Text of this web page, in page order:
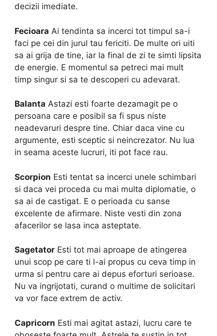
decizii imediate.
Fecioara Ai tendinta sa incerci tot timpul sa-i
faci pe cei din jurul tau fericiti. De multe ori uiti
sa ai grija de tine, iar la final de zi te simti lipsita
de energie. E momentul sa petreci mai mult
timp singur si sa te descoperi cu adevarat.
Balanta Astazi esti foarte dezamagit pe o
persoana care e posibil sa fi spus niste
neadevaruri despre tine. Chiar daca vine cu
argumente, esti sceptic si neincrezator. Nu lua
in seama aceste lucruri, iti pot face rau.
Scorpion Esti tentat sa incerci unele schimbari
si daca vei proceda cu mai multa diplomatie, o
sa ai de castigat. E o perioada cu sanse
excelente de afirmare. Niste vesti din zona
afacerilor se lasa inca asteptate.
Sagetator Esti tot mai aproape de atingerea
unui scop pe care ti l-ai propus cu ceva timp in
urma si pentru care ai depus eforturi serioase.
Nu va ingrijotati, curand o multime de solicitari
va vor face extrem de activ.
Capricorn Esti mai agitat astazi, lucru care te